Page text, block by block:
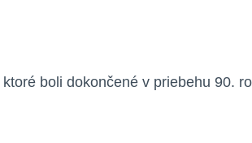
boli dokončené v priebehu 90.